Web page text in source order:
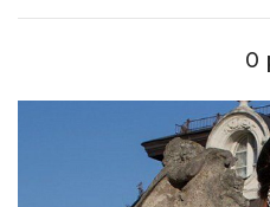
0